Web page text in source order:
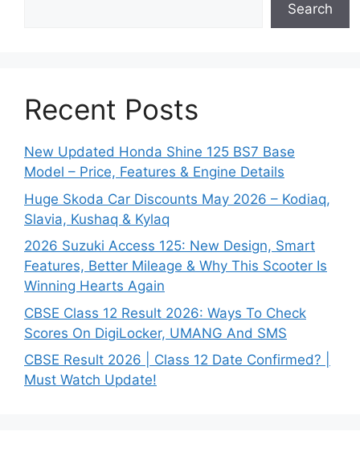
Search
Recent Posts
New Updated Honda Shine 125 BS7 Base
Model – Price, Features & Engine Details
Huge Skoda Car Discounts May 2026 – Kodiaq,
Slavia, Kushaq & Kylaq
2026 Suzuki Access 125: New Design, Smart
Features, Better Mileage & Why This Scooter Is
Winning Hearts Again
CBSE Class 12 Result 2026: Ways To Check
Scores On DigiLocker, UMANG And SMS
CBSE Result 2026 | Class 12 Date Confirmed? |
Must Watch Update!